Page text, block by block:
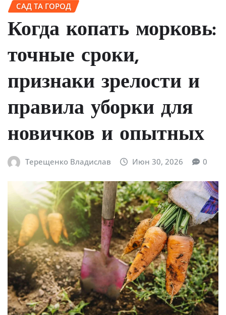
САД ТА ГОРОД
Когда копать морковь:
точные сроки,
признаки зрелости и
правила уборки для
новичков и опытных
Терещенко Владислав Июн 30, 2026 0